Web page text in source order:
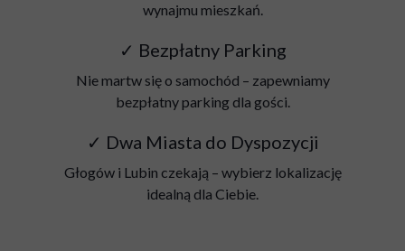
wynajmu mieszkań.
✓ Bezpłatny Parking
Nie martw się o samochód – zapewniamy
bezpłatny parking dla gości.
✓ Dwa Miasta do Dyspozycji
Głogów i Lubin czekają – wybierz lokalizację
idealną dla Ciebie.